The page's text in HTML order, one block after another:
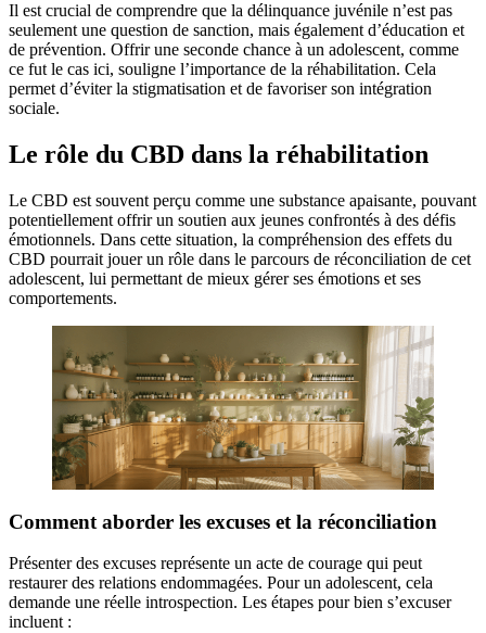
Il est crucial de comprendre que la délinquance juvénile n’est pas
seulement une question de sanction, mais également d’éducation et
de prévention. Offrir une seconde chance à un adolescent, comme
ce fut le cas ici, souligne l’importance de la réhabilitation. Cela
permet d’éviter la stigmatisation et de favoriser son intégration
sociale.
Le rôle du CBD dans la réhabilitation
Le CBD est souvent perçu comme une substance apaisante, pouvant
potentiellement offrir un soutien aux jeunes confrontés à des défis
émotionnels. Dans cette situation, la compréhension des effets du
CBD pourrait jouer un rôle dans le parcours de réconciliation de cet
adolescent, lui permettant de mieux gérer ses émotions et ses
comportements.
Comment aborder les excuses et la réconciliation
Présenter des excuses représente un acte de courage qui peut
restaurer des relations endommagées. Pour un adolescent, cela
demande une réelle introspection. Les étapes pour bien s’excuser
incluent :